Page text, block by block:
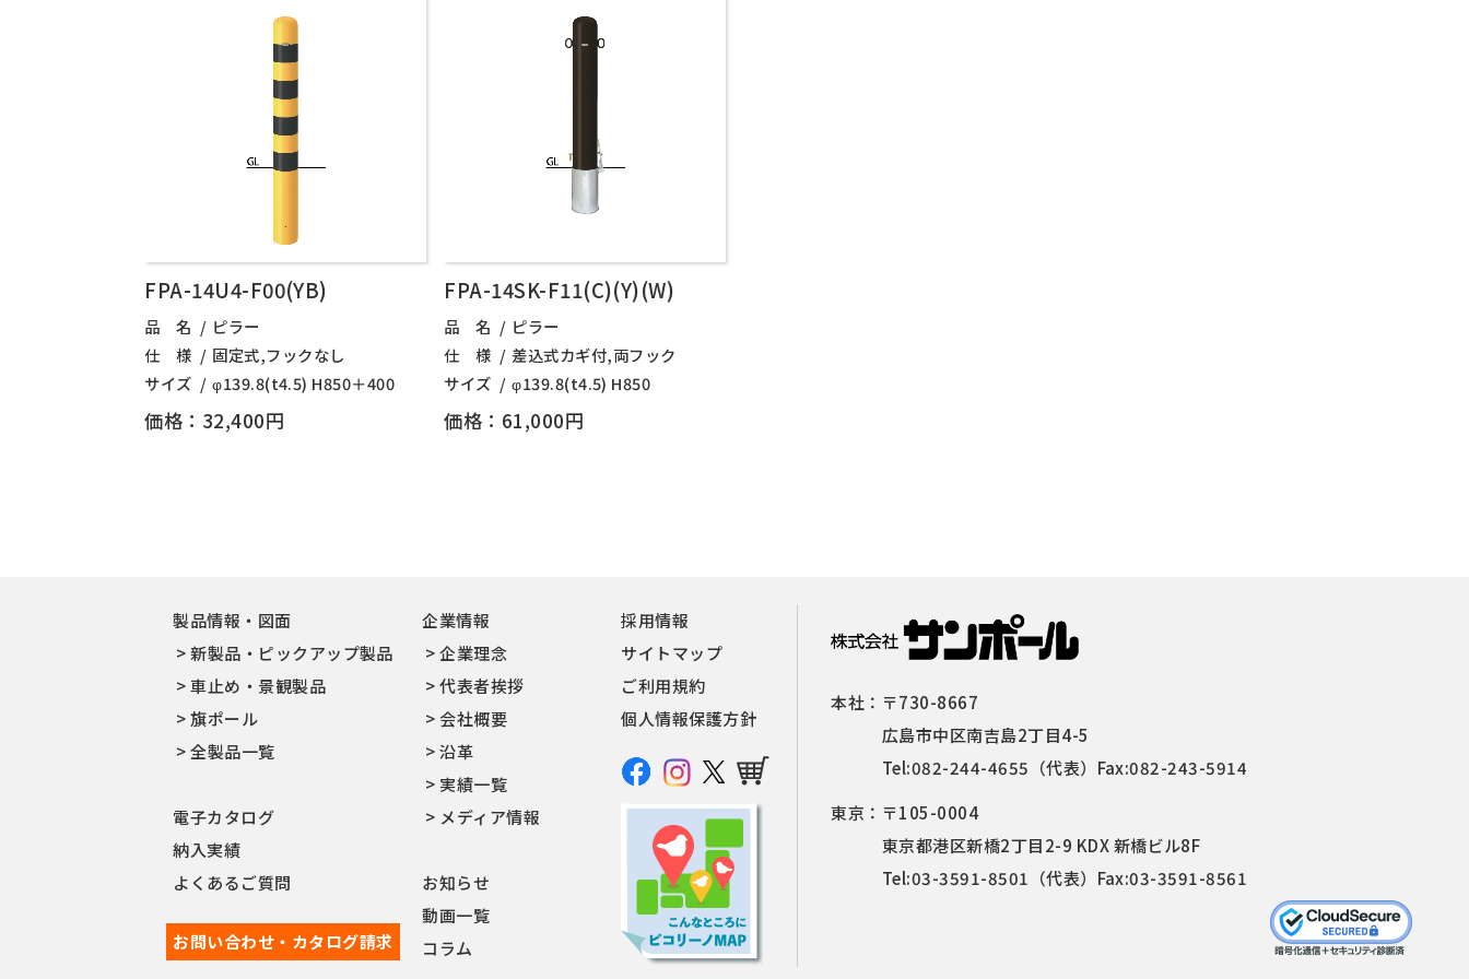
FPA-14U4-F00(YB)
品 名
ピラー
仕 様
固定式,フックなし
サイズ
φ139.8(t4.5) H850＋400
価格：32,400円
FPA-14SK-F11(C)(Y)(W)
品 名
ピラー
仕 様
差込式カギ付,両フック
サイズ
φ139.8(t4.5) H850
価格：61,000円
製品情報・図面
新製品・ピックアップ製品
車止め・景観製品
旗ポール
全製品一覧
電子カタログ
納入実績
よくあるご質問
お問い合わせ・カタログ請求
企業情報
企業理念
代表者挨拶
会社概要
沿革
実績一覧
メディア情報
お知らせ
動画一覧
コラム
採用情報
サイトマップ
ご利用規約
個人情報保護方針
本社： 〒730-8667
広島市中区南吉島2丁目4-5
Tel:082-244-4655 （代表）Fax:082-243-5914
東京： 〒105-0004
東京都港区新橋2丁目2-9 KDX 新橋ビル8F
Tel:03-3591-8501 （代表）Fax:03-3591-8561